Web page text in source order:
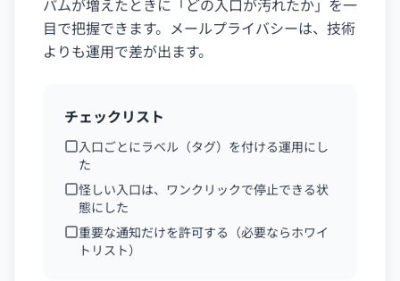
パムが増えたときに「どの入口が汚れたか」を一
目で把握できます。メールプライバシーは、技術
よりも運用で差が出ます。
チェックリスト
入口ごとにラベル（タグ）を付ける運用にし
た
怪しい入口は、ワンクリックで停止できる状
態にした
重要な通知だけを許可する（必要ならホワイ
トリスト）